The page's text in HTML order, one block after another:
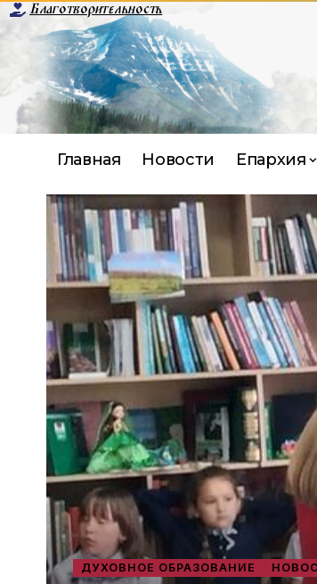
Благотворительность
Главная Новости Епархия
ДУХОВНОЕ ОБРАЗОВАНИЕ